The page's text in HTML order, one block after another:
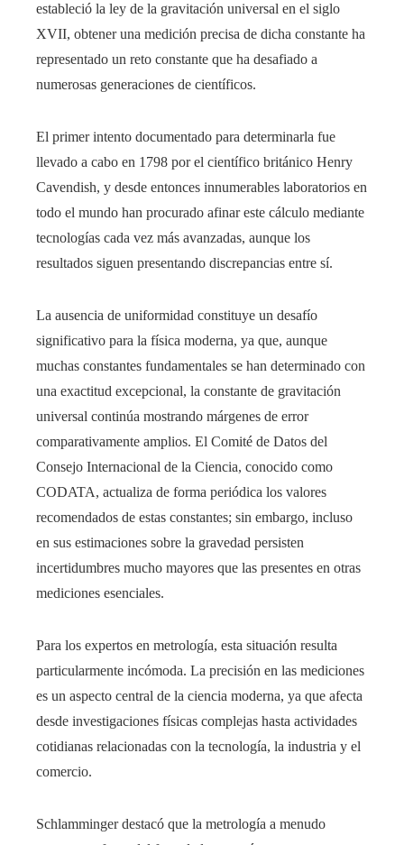
estableció la ley de la gravitación universal en el siglo
XVII, obtener una medición precisa de dicha constante ha
representado un reto constante que ha desafiado a
numerosas generaciones de científicos.
El primer intento documentado para determinarla fue
llevado a cabo en 1798 por el científico británico Henry
Cavendish, y desde entonces innumerables laboratorios en
todo el mundo han procurado afinar este cálculo mediante
tecnologías cada vez más avanzadas, aunque los
resultados siguen presentando discrepancias entre sí.
La ausencia de uniformidad constituye un desafío
significativo para la física moderna, ya que, aunque
muchas constantes fundamentales se han determinado con
una exactitud excepcional, la constante de gravitación
universal continúa mostrando márgenes de error
comparativamente amplios. El Comité de Datos del
Consejo Internacional de la Ciencia, conocido como
CODATA, actualiza de forma periódica los valores
recomendados de estas constantes; sin embargo, incluso
en sus estimaciones sobre la gravedad persisten
incertidumbres mucho mayores que las presentes en otras
mediciones esenciales.
Para los expertos en metrología, esta situación resulta
particularmente incómoda. La precisión en las mediciones
es un aspecto central de la ciencia moderna, ya que afecta
desde investigaciones físicas complejas hasta actividades
cotidianas relacionadas con la tecnología, la industria y el
comercio.
Schlamminger destacó que la metrología a menudo